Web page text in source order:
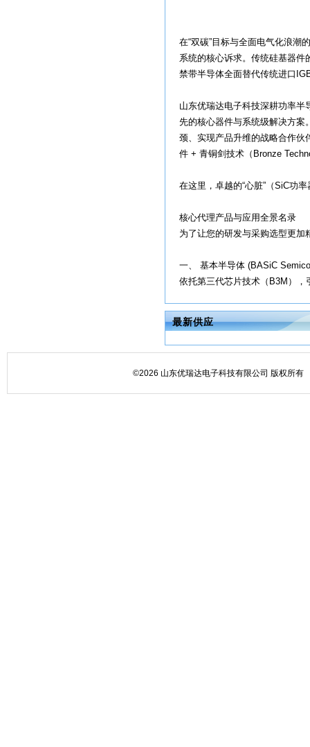
在“双碳”目标与全面电气化浪潮
系统的核心诉求。传统硅基器
禁带半导体全面替代传统进口
山东优瑞达电子科技深耕功率
先的核心器件与系统级解决方案
颈、实现产品升维的战略合作伙
件 + 青铜剑技术（Bronze
在这里，卓越的“心脏”（SiC功
核心代理产品与应用全景名录
为了让您的研发与采购选型更
一、 基本半导体 (BASiC
依托第三代芯片技术（B3M），
最新供应
©2026 山东优瑞达电子科技有限公司 版权所有